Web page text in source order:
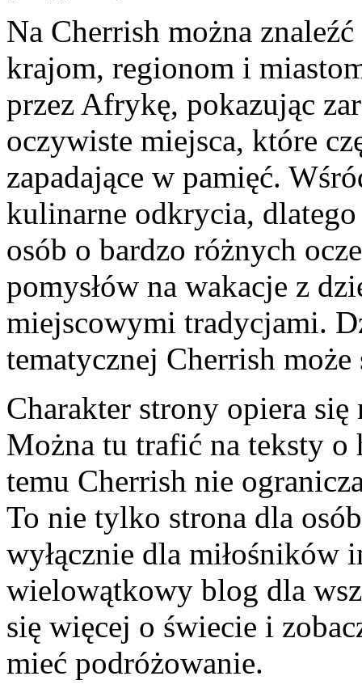
Na Cherrish można
krajom, regionom i
przez Afrykę, pokazując
oczywiste miejsca, które
zapadające w pamięć.
kulinarne odkrycia,
osób o bardzo różnych
pomysłów na wakacje z
miejscowymi tradycjami.
tematycznej Cherrish
Charakter strony opiera
Można tu trafić na teksty
temu Cherrish nie
To nie tylko strona dla
wyłącznie dla miłośników
wielowątkowy blog dla
się więcej o świecie i
mieć podróżowanie.